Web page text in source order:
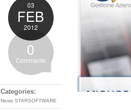
03
FEB
2012
0
Comments
Categories:
News STARSOFTWARE